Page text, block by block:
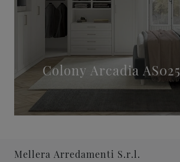
Colony Arcadia AS025
Mellera Arredamenti S.r.l.